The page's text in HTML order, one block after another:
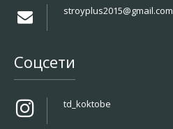
stroyplus2015@gmail.com
Соцсети
td_koktobe